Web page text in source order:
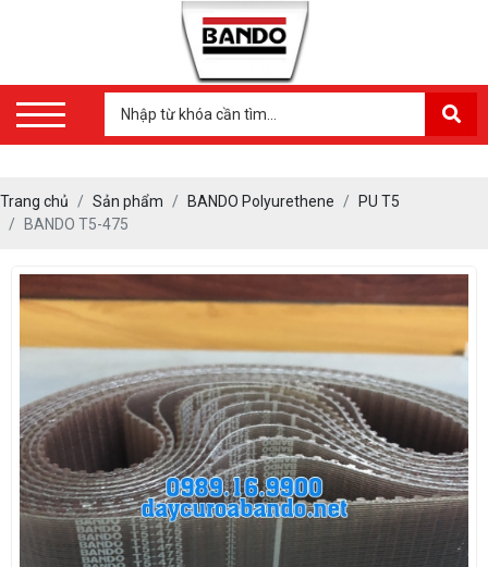
Trang chủ Sản phẩm BANDO Polyurethene
PU T5
BANDO T5-475